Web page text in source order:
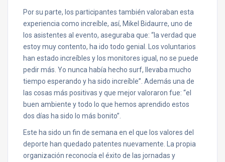
Por su parte, los participantes también valoraban esta
experiencia como increíble, así, Mikel Bidaurre, uno de
los asistentes al evento, aseguraba que: “la verdad que
estoy muy contento, ha ido todo genial. Los voluntarios
han estado increíbles y los monitores igual, no se puede
pedir más. Yo nunca había hecho surf, llevaba mucho
tiempo esperando y ha sido increíble”. Además una de
las cosas más positivas y que mejor valoraron fue: “el
buen ambiente y todo lo que hemos aprendido estos
dos días ha sido lo más bonito”.
Este ha sido un fin de semana en el que los valores del
deporte han quedado patentes nuevamente. La propia
organización reconocía el éxito de las jornadas y